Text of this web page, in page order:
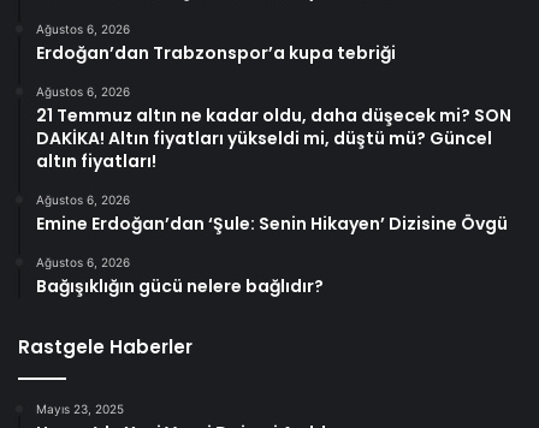
Ağustos 6, 2026
Erdoğan’dan Trabzonspor’a kupa tebriği
Ağustos 6, 2026
21 Temmuz altın ne kadar oldu, daha düşecek mi? SON
DAKİKA! Altın fiyatları yükseldi mi, düştü mü? Güncel
altın fiyatları!
Ağustos 6, 2026
Emine Erdoğan’dan ‘Şule: Senin Hikayen’ Dizisine Övgü
Ağustos 6, 2026
Bağışıklığın gücü nelere bağlıdır?
Rastgele Haberler
Mayıs 23, 2025